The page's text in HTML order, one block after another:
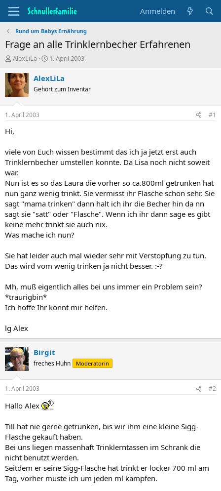
Anmelden
Rund um Babys Ernährung
Frage an alle Trinklernbecher Erfahrenen
T
e
m
e
n
s
t
r
e
r
AlexLiLa
B
g
n
a
1. April 2003
AlexLiLa
Gehört zum Inventar
1. April 2003 #1
Hi,
viele von Euch wissen bestimmt das ich ja jetzt erst auch
Trinklernbecher umstellen konnte. Da Lisa noch nicht soweit
war.
Nun ist es so das Laura die vorher so ca.800ml getrunken hat
nun ganz wenig trinkt. Sie vermisst ihr Flasche schon sehr. Sie
sagt "mama trinken" dann halt ich ihr die Becher hin da nn
sagt sie "satt" oder "Flasche". Wenn ich ihr dann sage es gibt
keine mehr trinkt sie auch nix.
Was mache ich nun?
Sie hat leider auch mal wieder sehr mit Verstopfung zu tun.
Das wird vom wenig trinken ja nicht besser. :-?
Mh, muß eigentlich alles bei uns immer ein Problem sein?
*traurigbin*
Ich hoffe Ihr könnt mir helfen.
lg Alex
Birgit
freches Huhn Moderatorin
1. April 2003 #2
Hallo Alex
Till hat nie gerne getrunken, bis wir ihm eine kleine Sigg-
Flasche gekauft haben.
Bei uns liegen massenhaft Trinklerntassen im Schrank die
nicht benutzt werden.
Seitdem er seine Sigg-Flasche hat trinkt er locker 700 ml am
Tag, vorher muste ich um jeden ml kämpfen.